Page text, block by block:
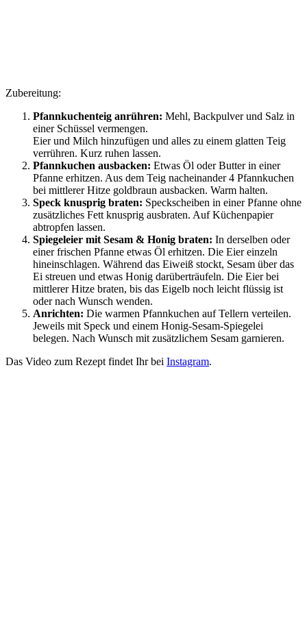
Zubereitung:
Pfannkuchenteig anrühren: Mehl, Backpulver und Salz in
einer Schüssel vermengen.
Eier und Milch hinzufügen und alles zu einem glatten Teig
verrühren. Kurz ruhen lassen.
Pfannkuchen ausbacken: Etwas Öl oder Butter in einer
Pfanne erhitzen. Aus dem Teig nacheinander 4 Pfannkuchen
bei mittlerer Hitze goldbraun ausbacken. Warm halten.
Speck knusprig braten: Speckscheiben in einer Pfanne ohne
zusätzliches Fett knusprig ausbraten. Auf Küchenpapier
abtropfen lassen.
Spiegeleier mit Sesam & Honig braten: In derselben oder
einer frischen Pfanne etwas Öl erhitzen. Die Eier einzeln
hineinschlagen. Während das Eiweiß stockt, Sesam über das
Ei streuen und etwas Honig darüberträufeln. Die Eier bei
mittlerer Hitze braten, bis das Eigelb noch leicht flüssig ist
oder nach Wunsch wenden.
Anrichten: Die warmen Pfannkuchen auf Tellern verteilen.
Jeweils mit Speck und einem Honig-Sesam-Spiegelei
belegen. Nach Wunsch mit zusätzlichem Sesam garnieren.
Das Video zum Rezept findet Ihr bei Instagram.